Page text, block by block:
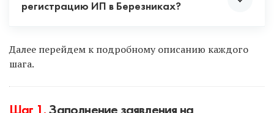
регистрацию ИП в Березниках?
Есть только 2 законных способа:
Далее перейдем к подробному описанию каждого
шага.